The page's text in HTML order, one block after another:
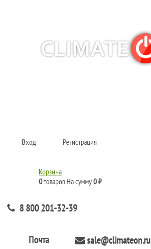
Вход Регистрация
Корзина
0товаров На сумму0 ₽
8 800 201-32-39
Почта sale@climateon.ru